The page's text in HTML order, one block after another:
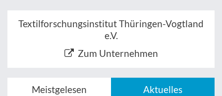
Textilforschungsinstitut Thüringen-Vogtland
e.V.
Zum Unternehmen
Meistgelesen Aktuelles